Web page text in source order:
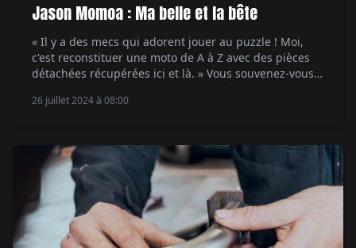
Jason Momoa : Ma belle et la bête
« Il y a des mecs qui adorent jouer au puzzle ! Moi,
c'est reconstituer une moto de A à Z avec des pièces
détachées récupérées ici et là. » Vous souvenez-vous
C'était un Panhead de 1956 avec une fourche Springer.
26 juillet 2024 à 08:00